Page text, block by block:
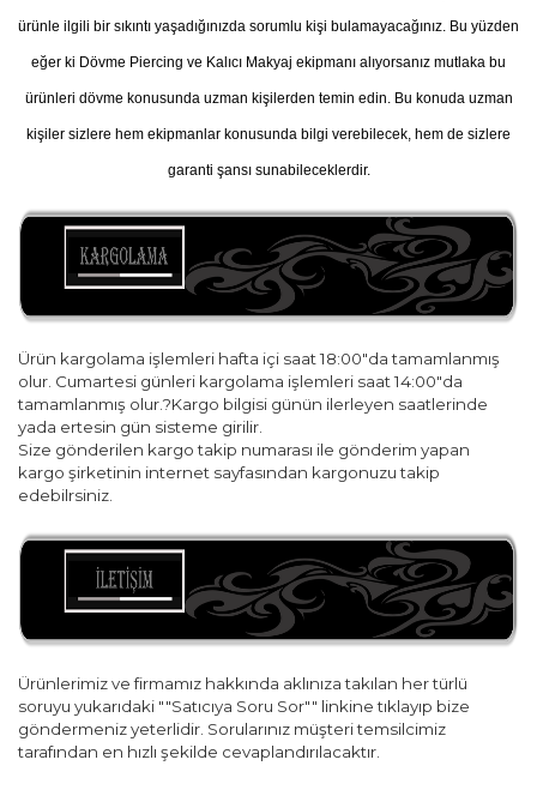
ürünle ilgili bir sıkıntı yaşadığınızda sorumlu kişi bulamayacağınız. Bu yüzden
eğer ki Dövme Piercing ve Kalıcı Makyaj ekipmanı alıyorsanız mutlaka bu
ürünleri dövme konusunda uzman kişilerden temin edin. Bu konuda uzman
kişiler sizlere hem ekipmanlar konusunda bilgi verebilecek, hem de sizlere
garanti şansı sunabileceklerdir.
Ürün kargolama işlemleri hafta içi saat 18:00"da tamamlanmış
olur. Cumartesi günleri kargolama işlemleri saat 14:00"da
tamamlanmış olur.?Kargo bilgisi günün ilerleyen saatlerinde
yada ertesin gün sisteme girilir.
Size gönderilen kargo takip numarası ile gönderim yapan
kargo şirketinin internet sayfasından kargonuzu takip
edebilrsiniz.
Ürünlerimiz ve firmamız hakkında aklınıza takılan her türlü
soruyu yukarıdaki ""Satıcıya Soru Sor"" linkine tıklayıp bize
göndermeniz yeterlidir. Sorularınız müşteri temsilcimiz
tarafından en hızlı şekilde cevaplandırılacaktır.